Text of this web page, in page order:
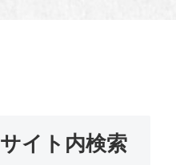
サイト内検索